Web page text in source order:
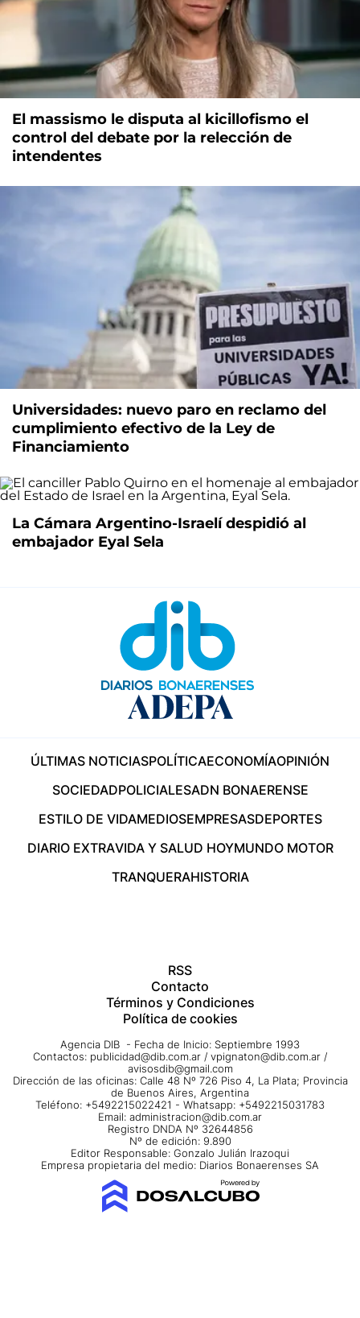
El massismo le disputa al kicillofismo el
control del debate por la relección de
intendentes
Universidades: nuevo paro en reclamo del
cumplimiento efectivo de la Ley de
Financiamiento
La Cámara Argentino-Israelí despidió al
embajador Eyal Sela
ÚLTIMAS NOTICIASPOLÍTICAECONOMÍAOPINIÓN
SOCIEDADPOLICIALESADN BONAERENSE
ESTILO DE VIDAMEDIOSEMPRESASDEPORTES
DIARIO EXTRAVIDA Y SALUD HOYMUNDO MOTOR
TRANQUERAHISTORIA
RSS
Contacto
Términos y Condiciones
Política de cookies
Agencia DIB - Fecha de Inicio: Septiembre 1993
Contactos: publicidad@dib.com.ar / vpignaton@dib.com.ar /
avisosdib@gmail.com
Dirección de las oficinas: Calle 48 Nº 726 Piso 4, La Plata; Provincia
de Buenos Aires, Argentina
Teléfono: +5492215022421 - Whatsapp: +5492215031783
Email: administracion@dib.com.ar
Registro DNDA Nº 32644856
Nº de edición: 9.890
Editor Responsable: Gonzalo Julián Irazoqui
Empresa propietaria del medio: Diarios Bonaerenses SA